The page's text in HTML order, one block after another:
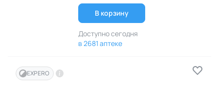
В корзину
Доступно сегодня
в 2681 аптеке
EXPERO